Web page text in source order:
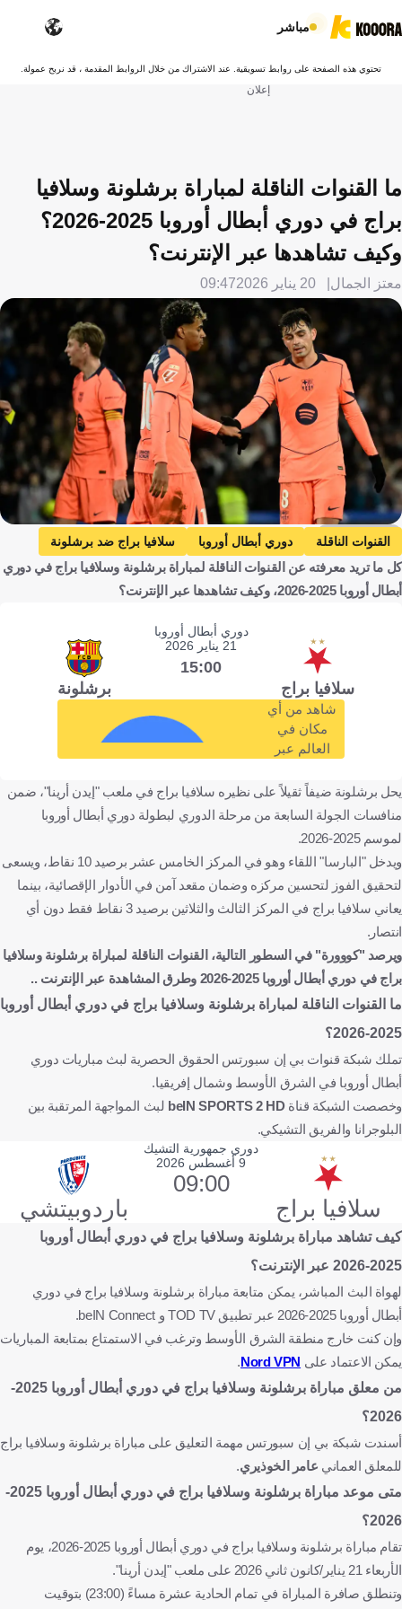
مباشر
تحتوي هذه الصفحة على روابط تسويقية. عند الاشتراك من خلال الروابط المقدمة ، قد نربح عمولة.
إعلان
ما القنوات الناقلة لمباراة برشلونة وسلافيا
براج في دوري أبطال أوروبا 2025-2026؟
وكيف تشاهدها عبر الإنترنت؟
معتز الجمال 20 يناير 2026 09:47
Getty Images
القنوات الناقلة دوري أبطال أوروبا
سلافيا براج ضد برشلونة
سلافيا براج
برشلونة إسبانيا التشيك كرة قدم
كل ما تريد معرفته عن القنوات الناقلة لمباراة برشلونة وسلافيا براج في دوري
أبطال أوروبا 2025-2026، وكيف تشاهدها عبر الإنترنت؟
دوري أبطال أوروبا
سلافيا براج
21 يناير 2026
15:00
برشلونة
شاهد من أي
مكان في
العالم عبر
يحل برشلونة ضيفاً ثقيلاً على نظيره سلافيا براج في ملعب "إيدن أرينا"، ضمن
منافسات الجولة السابعة من مرحلة الدوري لبطولة دوري أبطال أوروبا
لموسم 2025-2026.
ويدخل "البارسا" اللقاء وهو في المركز الخامس عشر برصيد 10 نقاط، ويسعى
لتحقيق الفوز لتحسين مركزه وضمان مقعد آمن في الأدوار الإقصائية، بينما
يعاني سلافيا براج في المركز الثالث والثلاثين برصيد 3 نقاط فقط دون أي
انتصار.
ويرصد "كووورة" في السطور التالية، القنوات الناقلة لمباراة برشلونة وسلافيا
براج في دوري أبطال أوروبا 2025-2026 وطرق المشاهدة عبر الإنترنت ..
ما القنوات الناقلة لمباراة برشلونة وسلافيا براج في دوري أبطال أوروبا
2025-2026؟
تملك شبكة قنوات بي إن سبورتس الحقوق الحصرية لبث مباريات دوري
أبطال أوروبا في الشرق الأوسط وشمال إفريقيا.
وخصصت الشبكة قناةbeIN SPORTS 2 HD لبث المواجهة المرتقبة بين
البلوجرانا والفريق التشيكي.
دوري جمهورية التشيك
سلافيا براج
9 أغسطس 2026
09:00
باردوبيتشي
كيف تشاهد مباراة برشلونة وسلافيا براج في دوري أبطال أوروبا
2025-2026 عبر الإنترنت؟
لهواة البث المباشر، يمكن متابعة مباراة برشلونة وسلافيا براج في دوري
أبطال أوروبا 2025-2026 عبر تطبيق TOD TV و beIN Connect.
وإن كنت خارج منطقة الشرق الأوسط وترغب في الاستمتاع بمتابعة المباريات
يمكن الاعتماد على Nord VPN
.
من معلق مباراة برشلونة وسلافيا براج في دوري أبطال أوروبا 2025-
2026؟
أسندت شبكة بي إن سبورتس مهمة التعليق على مباراة برشلونة وسلافيا براج
للمعلق العماني عامر الخوذيري.
متى موعد مباراة برشلونة وسلافيا براج في دوري أبطال أوروبا 2025-
2026؟
تقام مباراة برشلونة وسلافيا براج في دوري أبطال أوروبا 2025-2026، يوم
الأربعاء 21 يناير/كانون ثاني 2026 على ملعب "إيدن أرينا".
وتنطلق صافرة المباراة في تمام الحادية عشرة مساءً (23:00) بتوقيت